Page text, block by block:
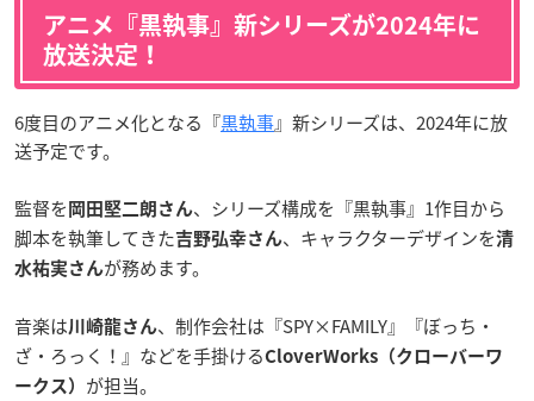
アニメ『黒執事』新シリーズが2024年に
放送決定！
6度目のアニメ化となる『黒執事』新シリーズは、2024年に放
送予定です。
監督を 岡田堅二朗さん、シリーズ構成を『黒執事』1作目から
脚本を執筆してきた吉野弘幸さん、キャラクターデザインを清
水祐実さんが務めます。
音楽は川崎龍さん、制作会社は『SPY×FAMILY』『ぼっち・
ざ・ろっく！』などを手掛けるCloverWorks（クローバーワ
ークス） が担当。